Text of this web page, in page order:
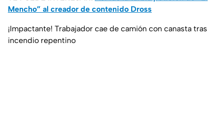
Mencho” al creador de contenido Dross
¡Impactante! Trabajador cae de camión con canasta tras
incendio repentino